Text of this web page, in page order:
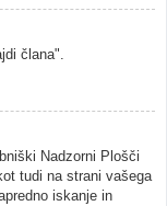
člana".
Nadzorni Plošči
tudi na strani vašega
iskanje in